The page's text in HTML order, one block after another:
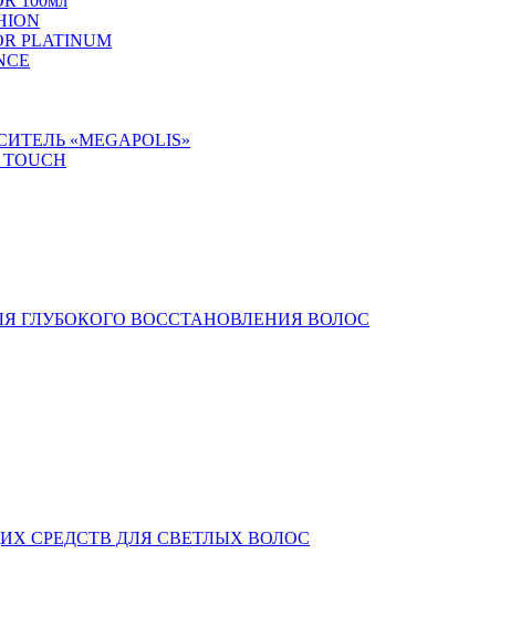
PLATINUM
«MEGAPOLIS»
ГЛУБОКОГО ВОССТАНОВЛЕНИЯ ВОЛОС
СРЕДСТВ ДЛЯ СВЕТЛЫХ ВОЛОС